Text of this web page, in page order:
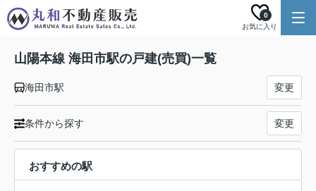
お気に入り
0
山陽本線 海田市駅の戸建(売買)一覧
海田市駅 変更
条件から探す 変更
おすすめの駅